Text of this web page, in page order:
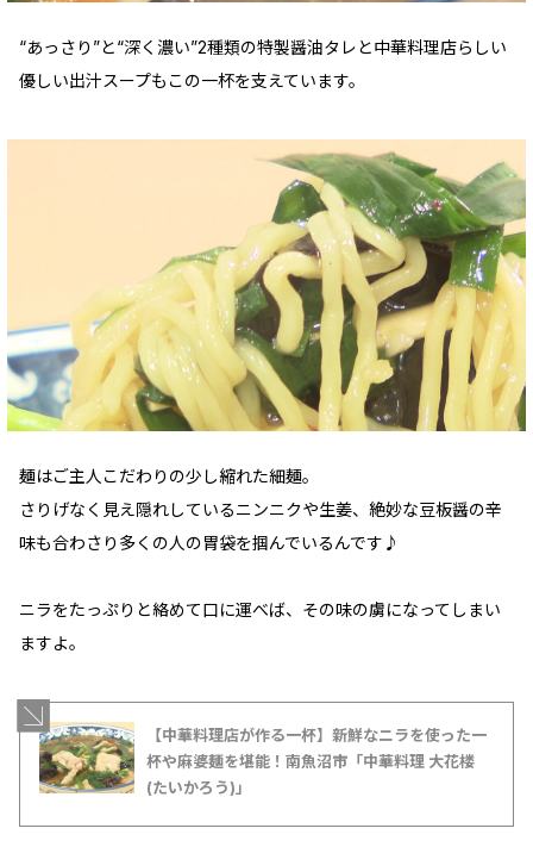
“あっさり”と“深く濃い”2種類の特製醤油タレと中華料理店らしい
優しい出汁スープもこの一杯を支えています。
麺はご主人こだわりの少し縮れた細麺。
さりげなく見え隠れしているニンニクや生姜、絶妙な豆板醤の辛
味も合わさり多くの人の胃袋を掴んでいるんです♪
ニラをたっぷりと絡めて口に運べば、その味の虜になってしまい
ますよ。
【中華料理店が作る一杯】新鮮なニラを使った一
杯や麻婆麺を堪能！南魚沼市「中華料理 大花楼
(たいかろう)」